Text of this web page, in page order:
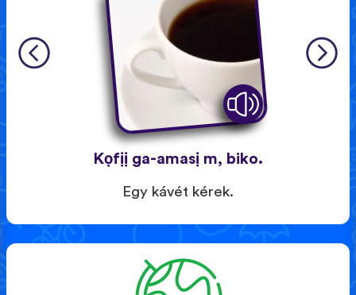
Kọfịị ga-amasị m, biko.
Egy kávét kérek.